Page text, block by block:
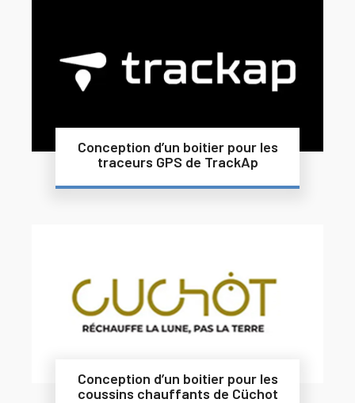
Conception d’un boitier pour les
traceurs GPS de TrackAp
Conception d’un boitier pour les
coussins chauffants de Cüchot